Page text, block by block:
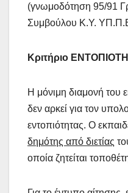
(γνωμοδότηση 95/91
Συμβούλου Κ.Υ.
Κριτήριο
Η μόνιμη διαμονή του
δεν αρκεί για τον
εντοπιότητας. Ο
δημότης από διετίας
οποία ζητείται